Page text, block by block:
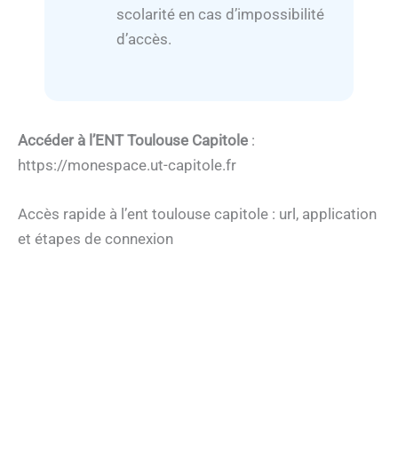
scolarité en cas d’impossibilité
d’accès.
Accéder à l’ENT Toulouse Capitole :
https://monespace.ut-capitole.fr
Accès rapide à l’ent toulouse capitole : url, application
et étapes de connexion